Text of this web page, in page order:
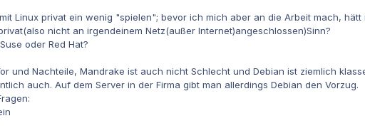
Linux privat ein wenig "spielen"; bevor ich mich aber an die Arbeit mach,
nicht an irgendeinem Netz(außer Internet)angeschlossen)Sinn?
oder Red Hat?
und Nachteile, Mandrake ist auch nicht Schlecht und Debian ist ziemlich
auch. Auf dem Server in der Firma gibt man allerdings Debian den Vorzug.